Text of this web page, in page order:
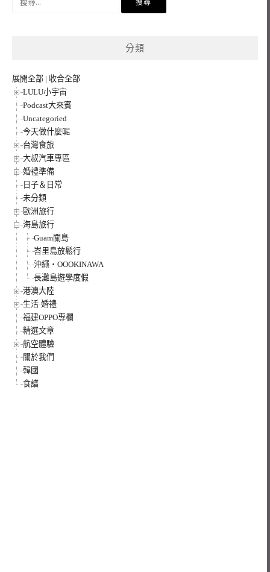
分類
展開全部 | 收合全部
LULU小宇宙
Podcast大來賓
Uncategoried
今天做什麼呢
台灣食旅
大叔汽車專區
婚禮準備
日子＆日常
未分類
歐洲旅行
海島旅行
Guam關島
峇里島放鬆行
沖繩‧OOOKINAWA
長灘島遊學度假
港澳大陸
生活·婚禮
福建OPPO專欄
精選文章
航空體驗
關於我們
韓國
食譜